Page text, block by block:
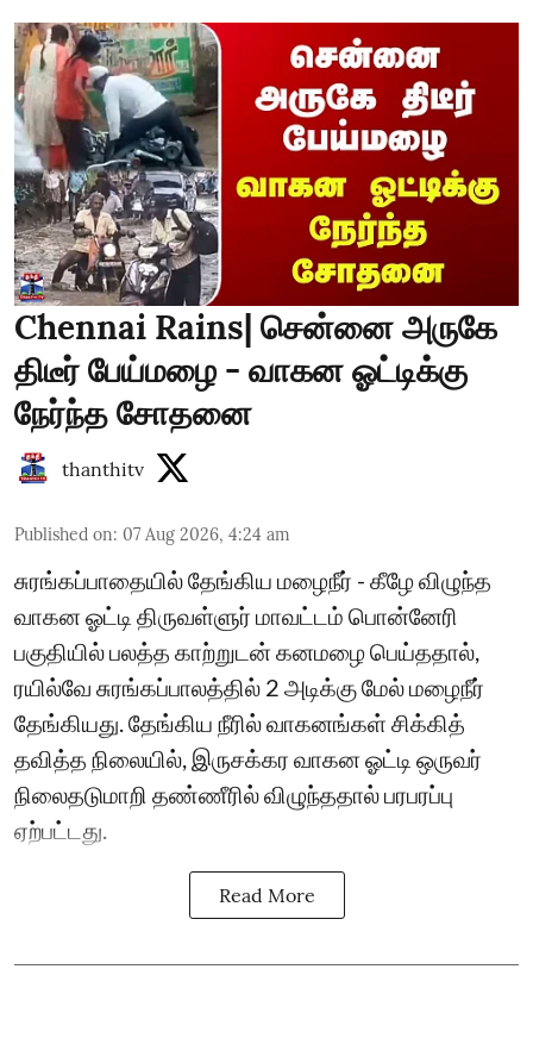
Chennai Rains| சென்னை அருகே
திடீர் பேய்மழை - வாகன ஓட்டிக்கு
நேர்ந்த சோதனை
thanthitv
Published on: 07 Aug 2026, 4:24 am
சுரங்கப்பாதையில் தேங்கிய மழைநீர் - கீழே விழுந்த
வாகன ஓட்டி திருவள்ளுர் மாவட்டம் பொன்னேரி
பகுதியில் பலத்த காற்றுடன் கனமழை பெய்ததால்,
ரயில்வே சுரங்கப்பாலத்தில் 2 அடிக்கு மேல் மழைநீர்
தேங்கியது. தேங்கிய நீரில் வாகனங்கள் சிக்கித்
தவித்த நிலையில், இருசக்கர வாகன ஓட்டி ஒருவர்
நிலைதடுமாறி தண்ணீரில் விழுந்ததால் பரபரப்பு
ஏற்பட்டது.
Read More